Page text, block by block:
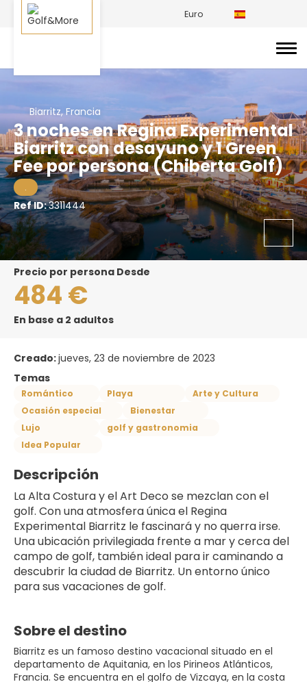
Euro
Biarritz, Francia
3 noches en Regina Experimental
Biarritz con desayuno y 1 Green
Fee por persona (Chiberta Golf)
.
Ref ID:3311444
precio por persona Desde
484 €
En base a 2 adultos
Creado:jueves, 23 de noviembre de 2023
Temas
Romántico Playa
Arte y Cultura
Ocasión especial
Bienestar
Lujo
golf y gastronomia
Idea Popular
Descripción
La Alta Costura y el Art Deco se mezclan con el
golf. Con una atmosfera única el Regina
Experimental Biarritz le fascinará y no querra irse.
Una ubicación privilegiada frente a mar y cerca del
campo de golf, también ideal para ir caminando a
descubrir la ciudad de Biarritz. Un entorno único
para sus vacaciones de golf.
Sobre el destino
Biarritz es un famoso destino vacacional situado en el
departamento de Aquitania, en los Pirineos Atlánticos,
Francia. Se encuentra en el golfo de Vizcaya, en la costa